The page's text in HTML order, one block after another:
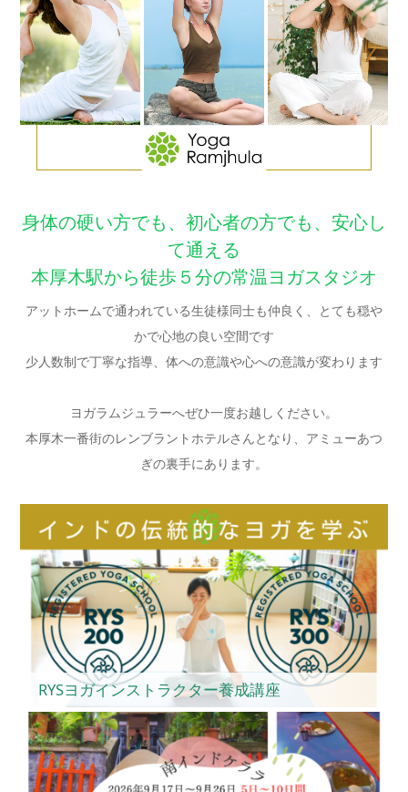
身体の硬い方でも、初心者の方でも、安心し
て通える
本厚木駅から徒歩５分の常温ヨガスタジオ
アットホームで通われている生徒様同士も仲良く、とても穏や
かで心地の良い空間です
少人数制で丁寧な指導、体への意識や心への意識が変わります
ヨガラムジュラーへぜひ一度お越しください。
本厚木一番街のレンブラントホテルさんとなり、アミューあつ
ぎの裏手にあります。
RYSヨガインストラクター養成講座